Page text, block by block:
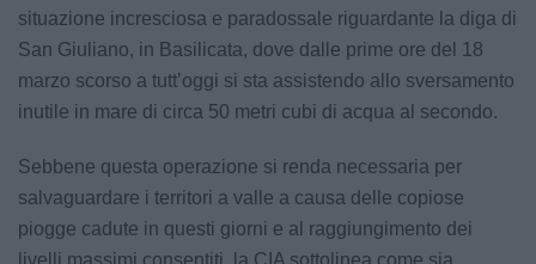
situazione incresciosa e paradossale riguardante la diga di
San Giuliano, in Basilicata, dove dalle prime ore del 18
marzo scorso a tutt’oggi si sta assistendo allo sversamento
inutile in mare di circa 50 metri cubi di acqua al secondo.
Sebbene questa operazione si renda necessaria per
salvaguardare i territori a valle a causa delle copiose
piogge cadute in questi giorni e al raggiungimento dei